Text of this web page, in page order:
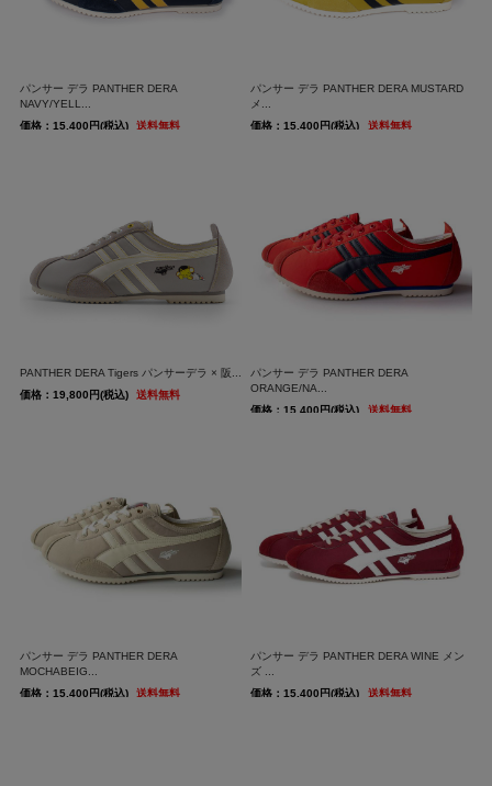
パンサー デラ PANTHER DERA
NAVY/YELL...
価格：15,400円(税込)
送料無料
パンサー デラ PANTHER DERA MUSTARD
メ...
価格：15,400円(税込)
送料無料
PANTHER DERA Tigers パンサーデラ × 阪...
価格：19,800円(税込)
送料無料
パンサー デラ PANTHER DERA
ORANGE/NA...
価格：15,400円(税込)
送料無料
パンサー デラ PANTHER DERA
MOCHABEIG...
価格：15,400円(税込)
送料無料
パンサー デラ PANTHER DERA WINE メン
ズ ...
価格：15,400円(税込)
送料無料